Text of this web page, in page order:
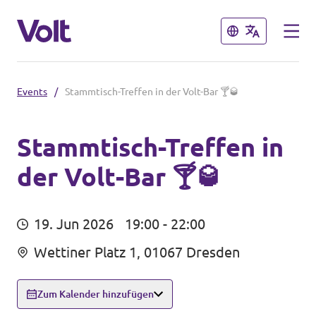
Schließen
Volt in Sachsen
Volt Sachsen
Volt Leipzig
Volt in Deutschland
Volt Deutschland
Schließen
Programm
Menschen
Neuigkeiten
Events / Stammtisch-Treffen in der Volt-Bar 🍸🥃
Stammtisch-Treffen in
der Volt-Bar 🍸🥃
19. Jun 2026
19:00 - 22:00
Wettiner Platz 1, 01067 Dresden
Zum Kalender hinzufügen